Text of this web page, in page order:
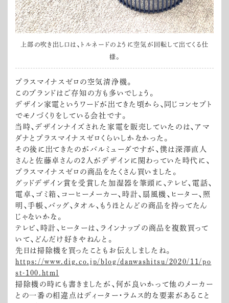
上部の吹き出し口は、トルネードのように空気が回転して出てくる仕
様。
プラスマイナスゼロの空気清浄機。
このブランドはご存知の方も多いでしょう。
デザイン家電というワードが出てきた頃から、同じコンセプト
でモノづくりをしている会社です。
当時、デザインナイズされた家電を販売していたのは、アマ
ダナとプラスマイナスゼロくらいしかなかった。
その後に出てきたのがバルミューダですが、僕は深澤直人
さんと佐藤卓さんの2人がデザインに関わっていた時代に、
プラスマイナスゼロの商品をたくさん買いました。
グッドデザイン賞を受賞した加湿器を筆頭に、テレビ、電話、
電卓、ゴミ箱、コーヒーメーカー、時計、扇風機、ヒーター、照
明、手帳、バッグ、タオル、もうほとんどの商品を持ってたん
じゃないかな。
テレビ、時計、ヒーターは、ラインナップの商品を複数買って
いて、どんだけ好きやねんと。
先日は掃除機を買ったこともお伝えしましたね。
https://www.dig.co.jp/blog/danwashitsu/2020/11/po
st-100.html
掃除機の時にも書きましたが、何が良いかって他のメーカー
との一番の相違点はディーター・ラムス的な要素があること